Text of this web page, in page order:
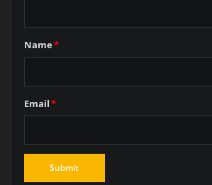
Name*
Email*